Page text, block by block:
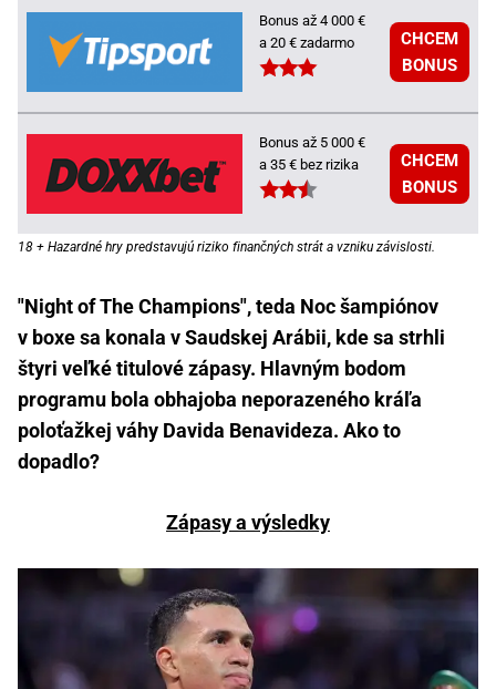
Bonus až 4 000 €
a 20 € zadarmo
CHCEM
BONUS
Bonus až 5 000 €
a 35 € bez rizika
CHCEM
BONUS
18 + Hazardné hry predstavujú riziko finančných strát a vzniku závislosti.
"Night of The Champions", teda Noc šampiónov
v boxe sa konala v Saudskej Arábii, kde sa strhli
štyri veľké titulové zápasy. Hlavným bodom
programu bola obhajoba neporazeného kráľa
poloťažkej váhy Davida Benavideza. Ako to
dopadlo?
Zápasy a výsledky